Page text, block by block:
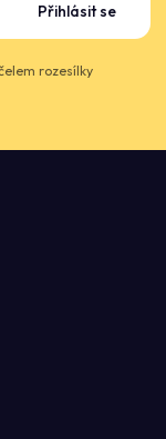
Přihlásit se
rozesílky